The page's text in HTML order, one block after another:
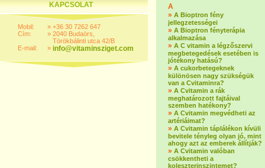
KAPCSOLAT
Mobil:
Cím:
E-mail:
»
»
»
+36 30 7262 647
2040 Budaörs,
Törökbálinti utca 42/B
info@vitaminsziget.com
A
» A Bioptron fény
jellegzetességei
» A Bioptron fényterápia
alkalmazása
» A C vitamin a légzőszervi
megbetegedések esetében is
jótékony hatású?
» A cukorbetegeknek
különösen nagy szükségük
van a Cvitaminra?
» A Cvitamin a rák
meghatározott fajtáival
szemben hatékony?
» A Cvitamin megvédheti az
artériáimat?
» A Cvitamin táplálékon kívüli
bevitele tényleg olyan jó, mint
ahogy azt az emberek állítják?
» A Cvitamin valóban
csökkentheti a
koleszterinszintemet?